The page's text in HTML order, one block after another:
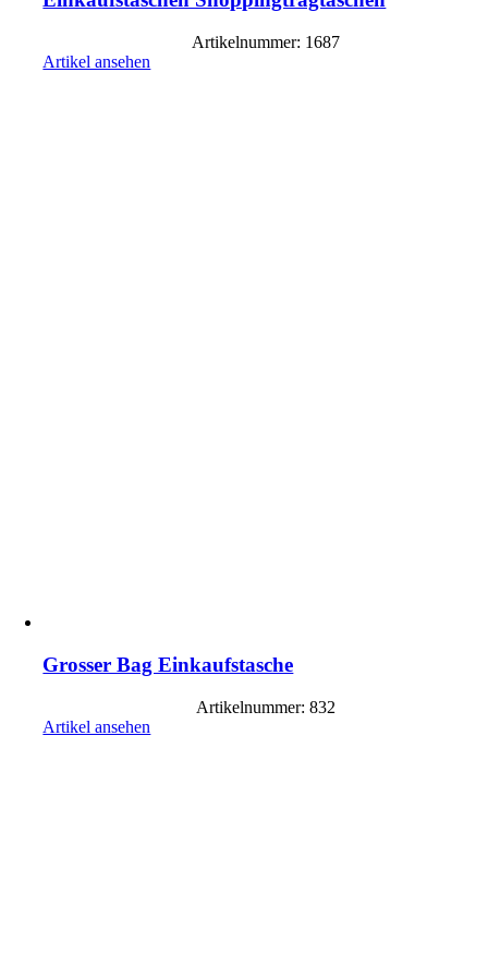
Artikelnummer: 1687
Artikel ansehen
Grosser Bag Einkaufstasche
Artikelnummer: 832
Artikel ansehen